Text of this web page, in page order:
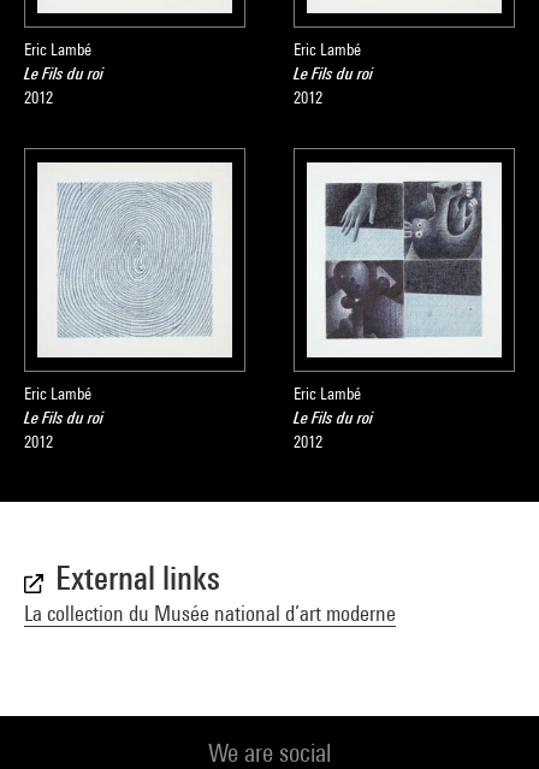
Eric Lambé
Le Fils du roi
2012
Eric Lambé
Le Fils du roi
2012
Eric Lambé
Le Fils du roi
2012
Eric Lambé
Le Fils du roi
2012
External links
La collection du Musée national d’art moderne
We are social